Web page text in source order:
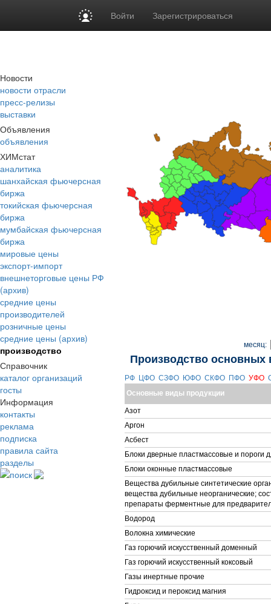
Войти Зарегистрироваться
Новости
новости отрасли
пресс-релизы
выставки
Объявления
объявления
ХИМстат
аналитика
шанхайская фьючерсная
биржа
токийская фьючерсная
биржа
мумбайская фьючерсная
биржа
мировые цены
экспорт-импорт
внешнеторговые цены РФ
(архив)
средние цены
производителей
розничные цены
средние цены (архив)
производство
Справочник
каталог организаций
госты
Информация
контакты
реклама
подписка
правила сайта
разделы
поиск
месяц:
Производство
РФ ЦФО СЗФО ЮФО СКФО ПФО УФО
Основные виды продукции
Азот
Аргон
Асбест
Блоки дверные пластмассовые и пороги
Блоки оконные пластмассовые
Вещества дубильные синтетические
вещества дубильные неорганические;
препараты ферментные для
Водород
Волокна химические
Газ горючий искусственный доменный
Газ горючий искусственный коксовый
Газы инертные прочие
Гидроксид и пероксид магния